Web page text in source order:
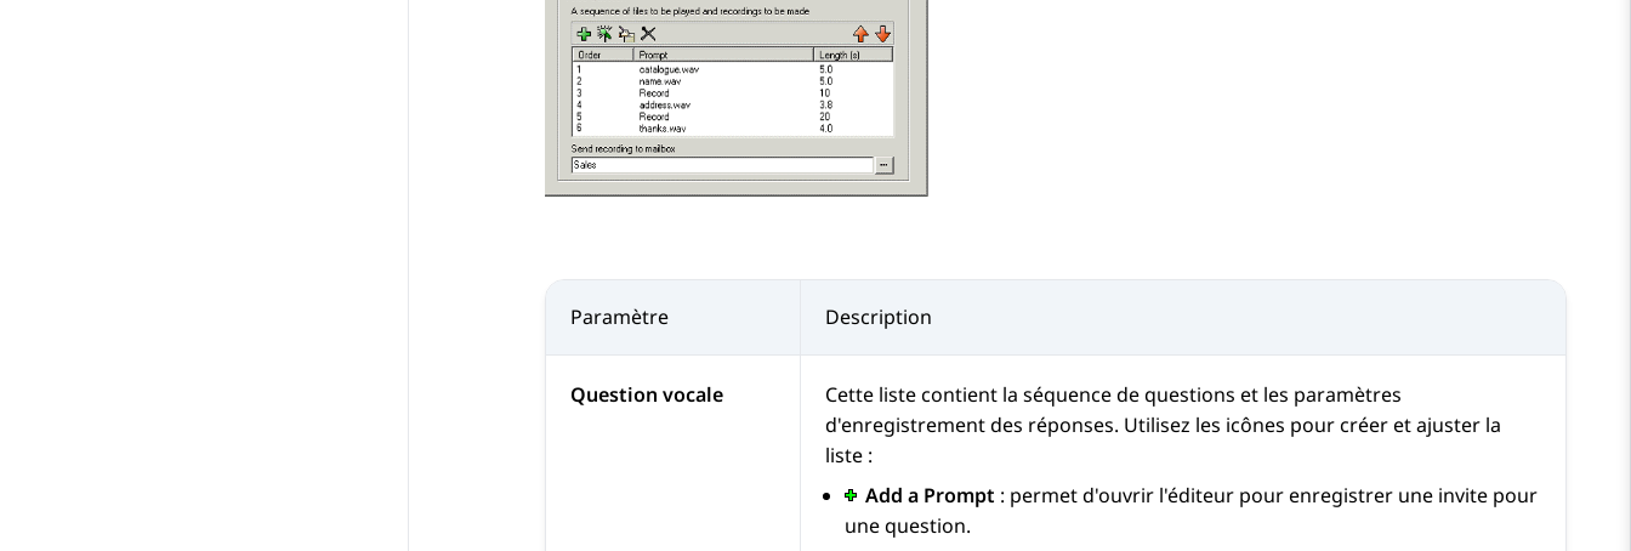
Paramètre Description
Question vocale
Cette liste contient la séquence de questions et les paramètres
d'enregistrement des réponses. Utilisez les icônes pour créer et ajuster la
liste :
Add a Prompt : permet d'ouvrir l'éditeur pour enregistrer une invite pour
une question.